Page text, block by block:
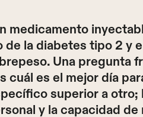
medicamento
de la diabetes tipo 2 y
Una pregunta
cuál es el mejor día
superior a
y la capacidad